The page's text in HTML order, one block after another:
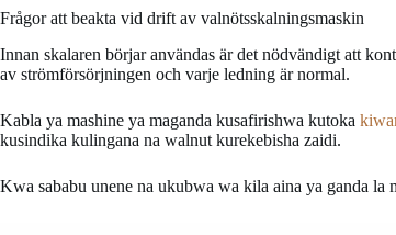
Frågor att beakta vid drift av valnötsskalningsmaskin
Innan skalaren börjar användas är det nödvändigt att
av strömförsörjningen och varje ledning är normal.
Kabla ya mashine ya maganda kusafirishwa kutoka
kusindika kulingana na walnut kurekebisha zaidi.
Kwa sababu unene na ukubwa wa kila aina ya ganda